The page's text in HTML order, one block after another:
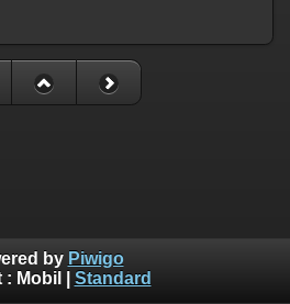
by Piwigo
: Mobil Standard